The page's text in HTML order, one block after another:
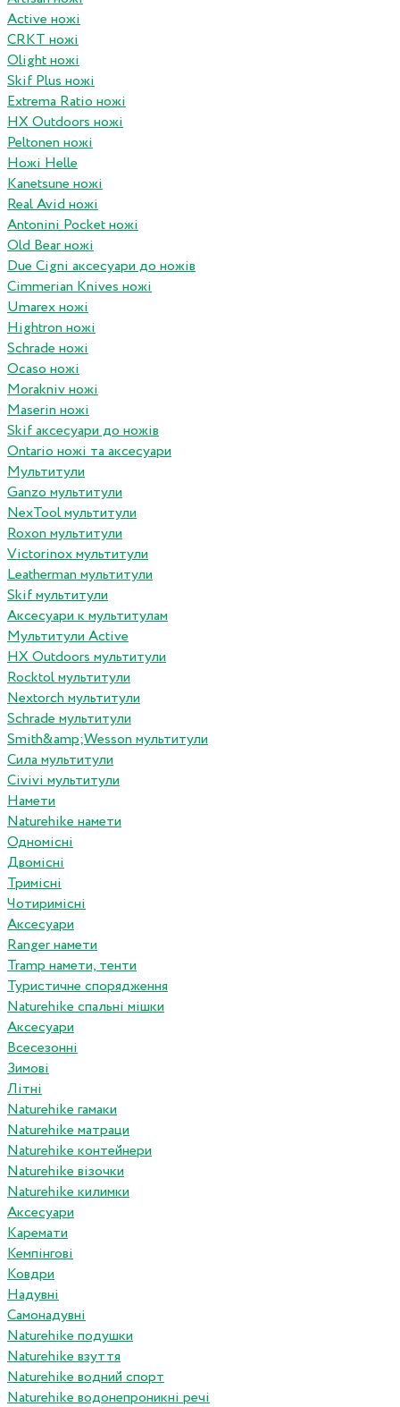
Active ножі
CRKT ножі
Olight ножі
Skif Plus ножі
Extrema Ratio ножі
HX Outdoors ножі
Peltonen ножі
Ножі Helle
Kanetsune ножі
Real Avid ножі
Antonini Pocket ножі
Old Bear ножі
Due Cigni аксесуари до ножів
Cimmerian Knives ножі
Umarex ножі
Hightron ножі
Schrade ножі
Ocaso ножі
Morakniv ножі
Maserin ножі
Skif аксесуари до ножів
Ontario ножі та аксесуари
Мультитули
Ganzo мультитули
NexTool мультитули
Roxon мультитули
Victorinox мультитули
Leatherman мультитули
Skif мультитули
Аксесуари к мультитулам
Мультитули Active
HX Outdoors мультитули
Rocktol мультитули
Nextorch мультитули
Schrade мультитули
Smith&amp;Wesson мультитули
Сила мультитули
Civivi мультитули
Намети
Naturehike намети
Одномісні
Двомісні
Тримісні
Чотиримісні
Аксесуари
Ranger намети
Tramp намети, тенти
Туристичне спорядження
Naturehike спальні мішки
Аксесуари
Всесезонні
Зимові
Літні
Naturehike гамаки
Naturehike матраци
Naturehike контейнери
Naturehike візочки
Naturehike килимки
Аксесуари
Каремати
Кемпінгові
Ковдри
Надувні
Самонадувні
Naturehike подушки
Naturehike взуття
Naturehike водний спорт
Naturehike водонепроникні речі